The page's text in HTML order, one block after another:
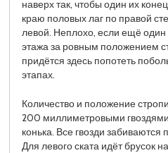
наверх так, чтобы один их
краю половых лаг по правой
левой. Неплохо, если ещё один
этажа за ровным положением
придётся здесь попотеть
этапах.
Количество и положение
200 миллиметровыми
конька. Все гвозди
Для левого ската идёт брусок